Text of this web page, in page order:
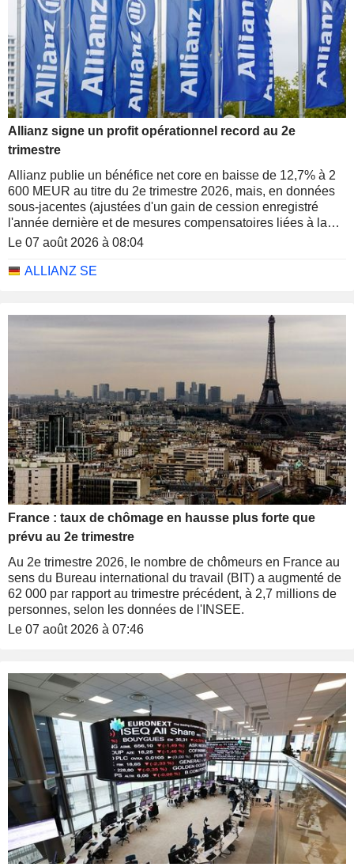
Allianz signe un profit opérationnel record au 2e
trimestre
Allianz publie un bénéfice net core en baisse de 12,7% à 2
600 MEUR au titre du 2e trimestre 2026, mais, en données
sous-jacentes (ajustées d'un gain de cession enregistré
l'année dernière et de mesures compensatoires liées à la
vente de la participation dans ses coentreprises indiennes),
Le 07 août 2026 à 08:04
ALLIANZ SE
France : taux de chômage en hausse plus forte que
prévu au 2e trimestre
Au 2e trimestre 2026, le nombre de chômeurs en France au
sens du Bureau international du travail (BIT) a augmenté de
62 000 par rapport au trimestre précédent, à 2,7 millions de
personnes, selon les données de l'INSEE.
Le 07 août 2026 à 07:46